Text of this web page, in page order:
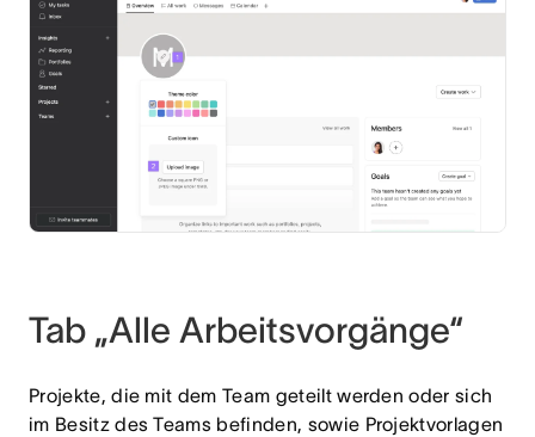
Tab „Alle Arbeitsvorgänge“
Projekte, die mit dem Team geteilt werden oder sich
im Besitz des Teams befinden, sowie Projektvorlagen